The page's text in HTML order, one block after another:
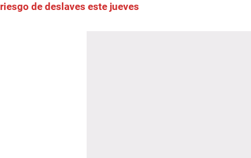
riesgo de deslaves este jueves